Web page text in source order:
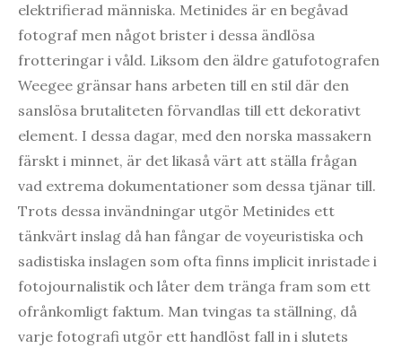
elektrifierad människa. Metinides är en begåvad
fotograf men något brister i dessa ändlösa
frotteringar i våld. Liksom den äldre gatufotografen
Weegee gränsar hans arbeten till en stil där den
sanslösa brutaliteten förvandlas till ett dekorativt
element. I dessa dagar, med den norska massakern
färskt i minnet, är det likaså värt att ställa frågan
vad extrema dokumentationer som dessa tjänar till.
Trots dessa invändningar utgör Metinides ett
tänkvärt inslag då han fångar de voyeuristiska och
sadistiska inslagen som ofta finns implicit inristade i
fotojournalistik och låter dem tränga fram som ett
ofrånkomligt faktum. Man tvingas ta ställning, då
varje fotografi utgör ett handlöst fall in i slutets